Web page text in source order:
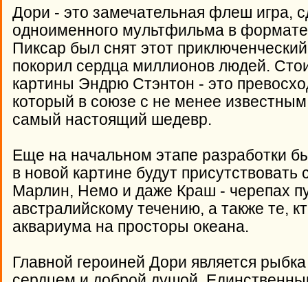
Дори - это замечательная флеш игра,
одноименного мультфильма в
Пиксар был снят этот
покорил сердца миллионов людей.
картины Эндрю Стэнтон - это
который в союзе с не менее
самый настоящий шедевр.
Еще на начальном этапе разработки
в новой картине будут
Марлин, Немо и даже Краш - черепах
австралийскому течению, а также те,
аквариума на просторы океана.
Главной героиней Дори является